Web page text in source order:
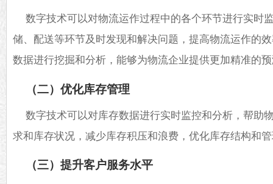
数字技术可以对物流运作过程中的各个环节进行实时
储、配送等环节及时发现和解决问题，提高物流运作的
数据进行挖掘和分析，能够为物流企业提供更加精准的
（二）优化库存管理
数字技术可以对库存数据进行实时监控和分析，帮助
求和库存状况，减少库存积压和浪费，优化库存结构和
（三）提升客户服务水平